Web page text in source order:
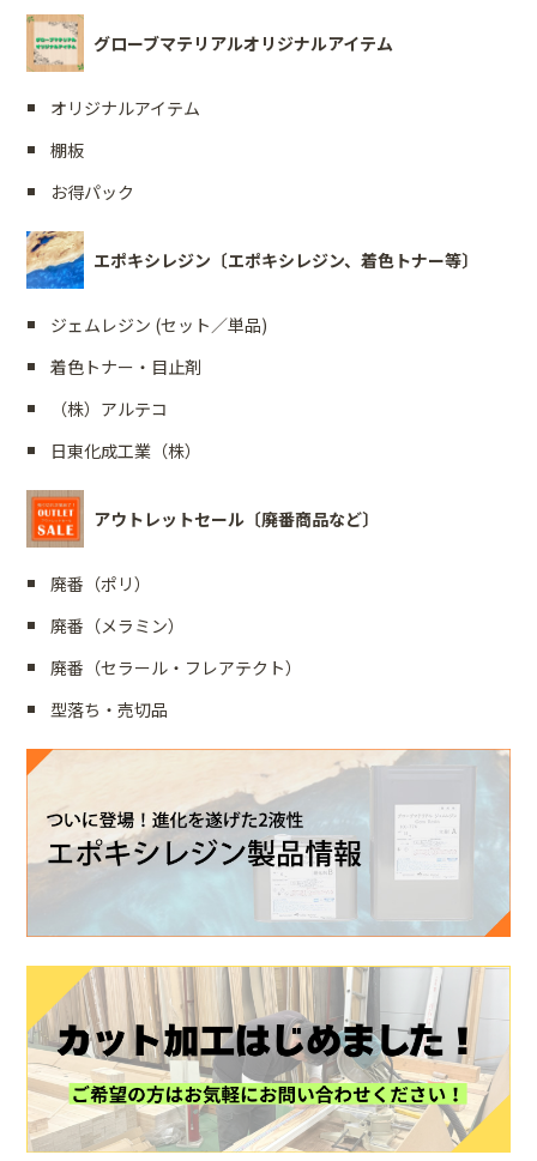
グローブマテリアルオリジナルアイテム
オリジナルアイテム
棚板
お得パック
エポキシレジン〔エポキシレジン、着色トナー等〕
ジェムレジン (セット／単品)
着色トナー・目止剤
（株）アルテコ
日東化成工業（株）
アウトレットセール〔廃番商品など〕
廃番（ポリ）
廃番（メラミン）
廃番（セラール・フレアテクト）
型落ち・売切品